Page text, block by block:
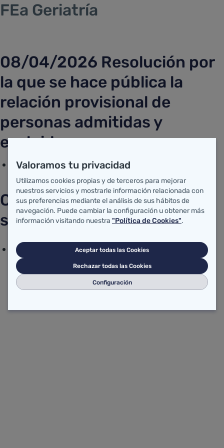
Saltar al contenido principal
FEA GERIATRÍA
FEa Geriatría
08/04/2026 Resolución por
la que se hace pública la
relación provisional de
personas admitidas y
excluidas
Resolución
Convocatoria pruebas
selectivas
Orden SAL/8/2025
Valoramos tu privacidad
Utilizamos cookies propias y de terceros para mejorar
nuestros servicios y mostrarle información relacionada con
sus preferencias mediante el análisis de sus hábitos de
navegación. Puede cambiar la configuración u obtener más
información visitando nuestra "Política de Cookies".
Aceptar todas las Cookies
Rechazar todas las Cookies
Configuración